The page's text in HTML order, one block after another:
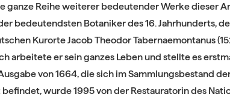
ganze Reihe weiterer bedeutender Werke dieser
bedeutendsten Botaniker des 16. Jahrhunderts,
Kurorte Jacob Theodor Tabernaemontanus
arbeitete er sein ganzes Leben und stellte es
von 1664, die sich im Sammlungsbestand
wurde 1995 von der Restauratorin des